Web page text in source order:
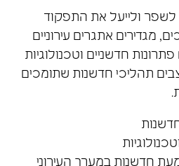
ולייעל את התפקוד
מגדירים אתגרים עירוניים
חדשניים וטכנולוגיות
תהליכי חדשנות שתומכים
חדשנות במערך העירוני